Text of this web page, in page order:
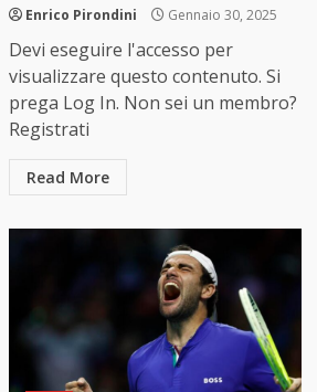
Enrico Pirondini Gennaio 30, 2025
Devi eseguire l'accesso per
visualizzare questo contenuto. Si
prega Log In. Non sei un membro?
Registrati
Read More